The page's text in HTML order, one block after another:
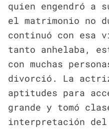
quien engendró a
el matrimonio no
continuó con esa
tanto anhelaba,
con muchas
divorció. La
aptitudes para
grande y tomó
interpretación